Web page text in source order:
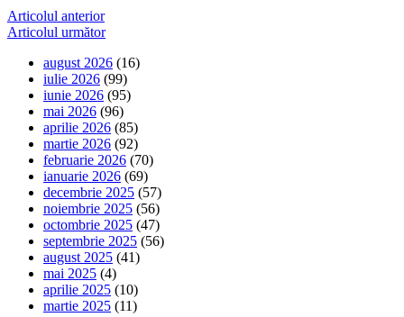
Navigare
în
articole
Articolul anterior
Articolul următor
august 2026 (16)
iulie 2026 (99)
iunie 2026 (95)
mai 2026 (96)
aprilie 2026 (85)
martie 2026 (92)
februarie 2026 (70)
ianuarie 2026 (69)
decembrie 2025 (57)
noiembrie 2025 (56)
octombrie 2025 (47)
septembrie 2025 (56)
august 2025 (41)
mai 2025 (4)
aprilie 2025 (10)
martie 2025 (11)